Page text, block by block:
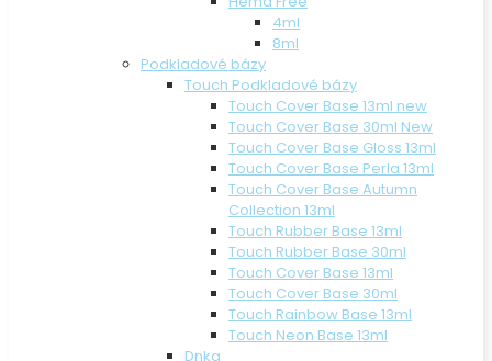
4ml
8ml
Podkladové bázy
Touch Podkladové bázy
Touch Cover Base 13ml new
Touch Cover Base 30ml New
Touch Cover Base Gloss 13ml
Touch Cover Base Perla 13ml
Touch Cover Base Autumn
Collection 13ml
Touch Rubber Base 13ml
Touch Rubber Base 30ml
Touch Cover Base 13ml
Touch Cover Base 30ml
Touch Rainbow Base 13ml
Touch Neon Base 13ml
Dnka